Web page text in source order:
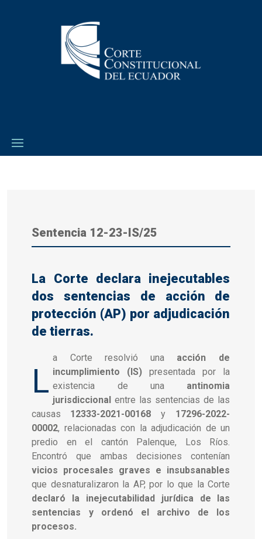
Sentencia 12-23-IS/25
La Corte declara inejecutables
dos sentencias de acción de
protección (AP) por adjudicación
de tierras.
L
a Corte resolvió una acción de
incumplimiento (IS) presentada por la
existencia de una antinomia
jurisdiccional entre las sentencias de las
causas 12333-2021-00168 y 17296-2022-
00002, relacionadas con la adjudicación de un
predio en el cantón Palenque, Los Ríos.
Encontró que ambas decisiones contenían
vicios procesales graves e insubsanables
que desnaturalizaron la AP, por lo que la Corte
declaró la inejecutabilidad jurídica de las
sentencias y ordenó el archivo de los
procesos.